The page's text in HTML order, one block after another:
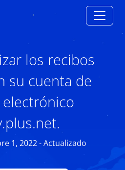
los recibos
su cuenta de
1, 2022 - Actualizado